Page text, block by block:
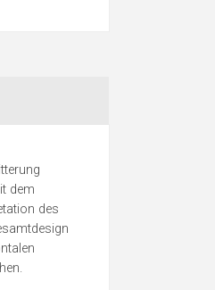
dem
des